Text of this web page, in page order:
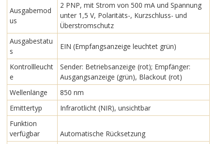
Ausgabemod
us
2 PNP, mit Strom von 500 mA und Spannung
unter 1,5 V, Polaritäts-, Kurzschluss- und
Überstromschutz
Ausgabestatu
s
EIN (Empfangsanzeige leuchtet grün)
Kontrollleucht
e
Sender: Betriebsanzeige (rot); Empfänger:
Ausgangsanzeige (grün), Blackout (rot)
Wellenlänge
850 nm
Emittertyp
Infrarotlicht (NIR), unsichtbar
Funktion
verfügbar
Automatische Rücksetzung